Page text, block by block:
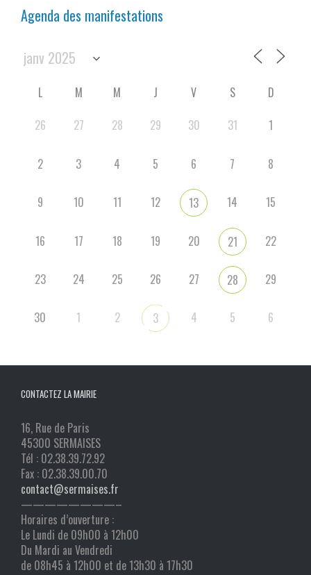
Agenda des manifestations
L M M J V S
D
26
27 28 29 30 31 1
2 3 4 5 6 7 8
9 10 11 12 13 14 15
16 17 18 19 20 21 22
23 24 25 26 27 28 29
30 1 2 3 4 5 6
CONTACTEZ LA MAIRIE
16, Rue de Paris
45300 SERMAISES
Tél : 02.38.39.72.92
Fax : 02.38.39.00.70
contact@sermaises.fr
————————–
Horaires d’ouverture :
Le Lundi de 09h00 à 12h00
Du Mardi au Vendredi
de 08h45 à 12h00 et de 13h30 à 17h30